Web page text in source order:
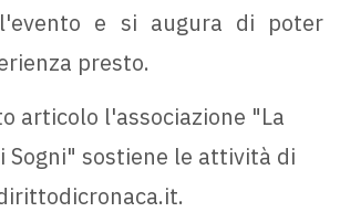
e si augura di poter
presto.
articolo l'associazione "La
Sogni" sostiene le attività di